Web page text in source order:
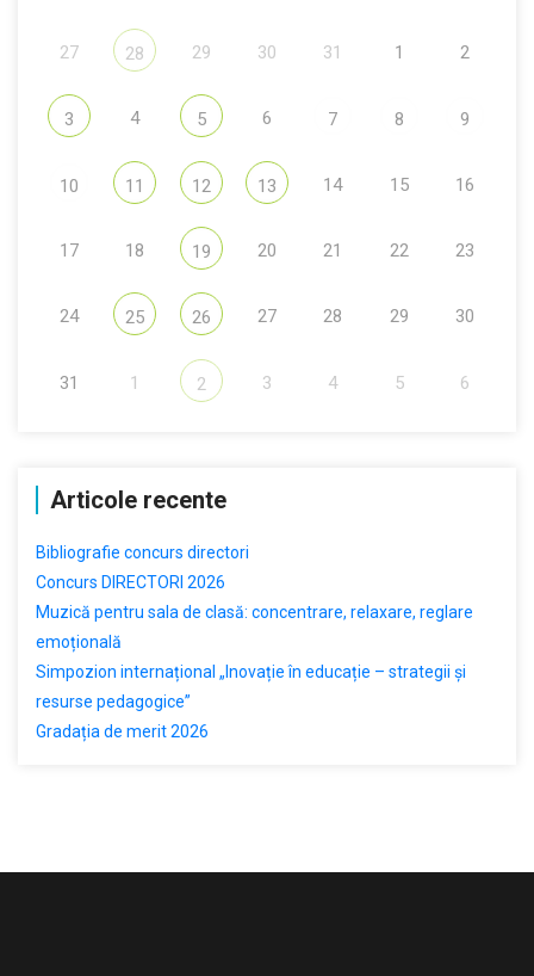
27 28 29 30 31 1 2
3 4 5 6 7 8 9
10 11 12 13 14 15 16
17 18 19 20 21 22 23
24 25 26 27 28 29 30
31 1 2 3 4 5 6
Articole recente
Bibliografie concurs directori
Concurs DIRECTORI 2026
Muzică pentru sala de clasă: concentrare, relaxare, reglare
emoțională
Simpozion internațional „Inovație în educație – strategii și
resurse pedagogice”
Gradația de merit 2026